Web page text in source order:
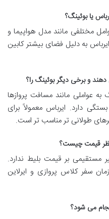
یا بوئینگ؟
مختلفی مانند مدل هواپیما و
به دلیل فضای بیشتر کابین
و برخی دیگر بوئینگ را؟
به عواملی مانند مسافت پروازها
دارد. ایرباس معمولاً برای
طولانی تر مناسب تر است.
نظر قیمت چیست؟
مستقیمی بر قیمت بلیط ندارد.
سفر کلاس پروازی و ایرلاین
می شود؟